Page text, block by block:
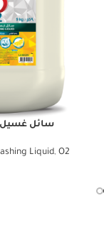
سائل غسيل
Liquid, O2